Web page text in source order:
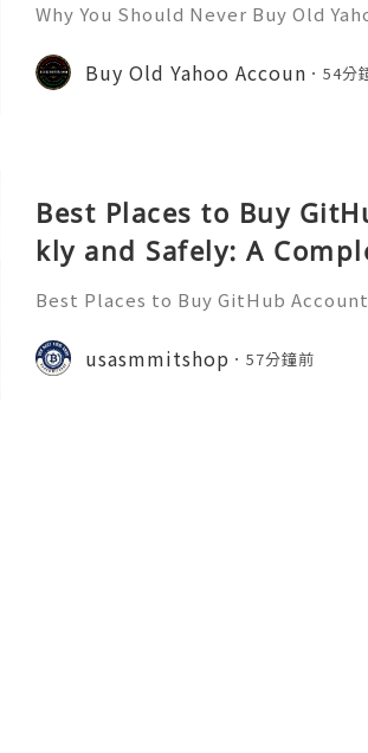
Why You Should Never Buy Old
onal communication, business
ccount recovery. Because of
Buy Old Yahoo Accoun 54分
Best Places to Buy
kly and Safely: A
Best Places to Buy GitHub
t platforms for software
s, open-source communities, s
usasmmitshop 57分鐘前